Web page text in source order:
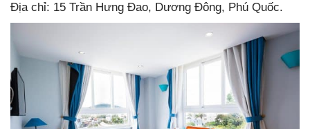
Địa chỉ: 15 Trần Hưng Đao, Dương Đông, Phú Quốc.